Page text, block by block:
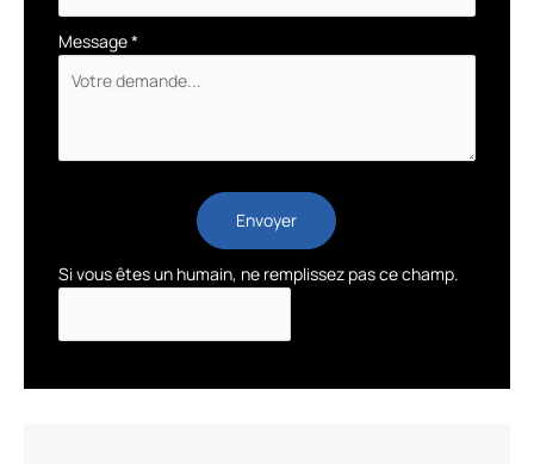
Message*
Envoyer
Si vous êtes un humain, ne remplissez pas ce champ.